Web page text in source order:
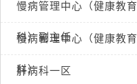
慢病管理中心（健康教育
科）副主任
慢病管理中心（健康教育
科）
肝病科一区